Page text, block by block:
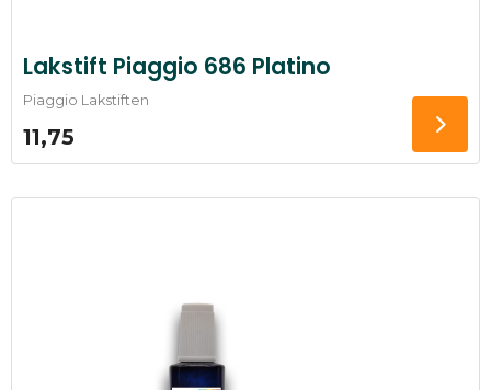
Lakstift Piaggio 686 Platino
Piaggio Lakstiften
11,75